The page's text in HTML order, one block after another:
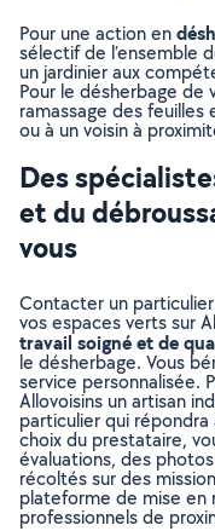
Pour une action en
sélectif de l’ensemble
un jardinier aux
Pour le désherbage de
ramassage des
ou à un voisin à
Des
et du
vous
Contacter un
vos espaces verts sur
travail soigné et de
le désherbage. Vous
service personnalisée.
Allovoisins un artisan
particulier qui répondra
choix du prestataire,
évaluations, des
récoltés sur des
plateforme de mise
professionnels de